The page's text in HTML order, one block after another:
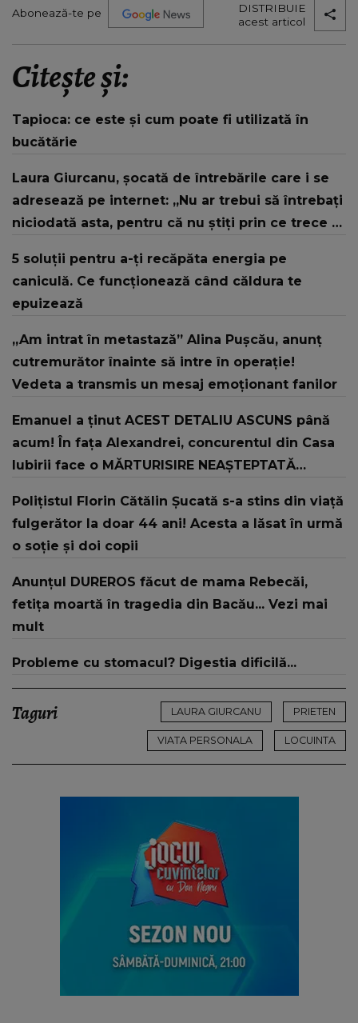
Abonează-te pe
DISTRIBUIE
acest articol
Citește și:
Tapioca: ce este și cum poate fi utilizată în
bucătărie
Laura Giurcanu, șocată de întrebările care i se
adresează pe internet: „Nu ar trebui să întrebați
niciodată asta, pentru că nu știți prin ce trece o
5 soluții pentru a-ți recăpăta energia pe
caniculă. Ce funcționează când căldura te
epuizează
„Am intrat în metastază” Alina Pușcău, anunț
cutremurător înainte să intre în operație!
Vedeta a transmis un mesaj emoționant fanilor
Emanuel a ținut ACEST DETALIU ASCUNS până
acum! În fața Alexandrei, concurentul din Casa
Iubirii face o MĂRTURISIRE NEAȘTEPTATĂ
te iubesc pentru că..."
Polițistul Florin Cătălin Șucată s-a stins din viață
fulgerător la doar 44 ani! Acesta a lăsat în urmă
o soție și doi copii
Anunțul DUREROS făcut de mama Rebecăi,
fetița moartă în tragedia din Bacău... Vezi mai
mult
Probleme cu stomacul? Digestia dificilă...
Taguri LAURA GIURCANU PRIETEN
VIATA PERSONALA LOCUINTA